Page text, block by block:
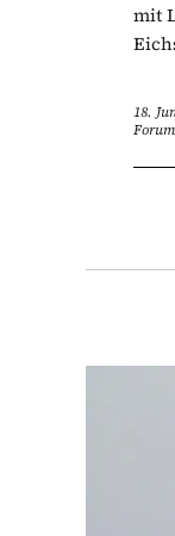
mit
18.